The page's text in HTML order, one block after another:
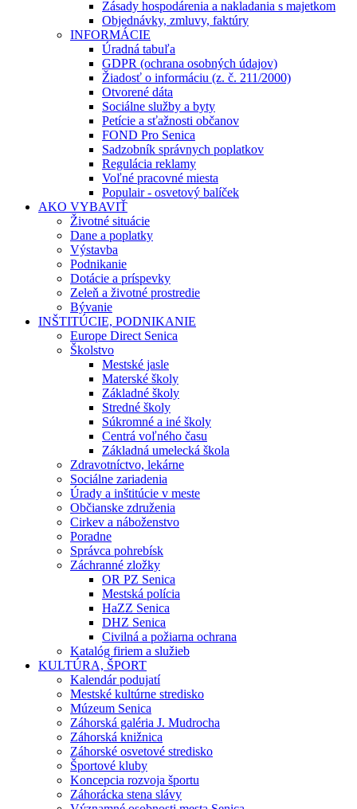
Zásady hospodárenia a nakladania s majetkom
Objednávky, zmluvy, faktúry
INFORMÁCIE
Úradná tabuľa
GDPR (ochrana osobných údajov)
Žiadosť o informáciu (z. č. 211/2000)
Otvorené dáta
Sociálne služby a byty
Petície a sťažnosti občanov
FOND Pro Senica
Sadzobník správnych poplatkov
Regulácia reklamy
Voľné pracovné miesta
Populair - osvetový balíček
AKO VYBAVIŤ
Životné situácie
Dane a poplatky
Výstavba
Podnikanie
Dotácie a príspevky
Zeleň a životné prostredie
Bývanie
INŠTITÚCIE, PODNIKANIE
Europe Direct Senica
Školstvo
Mestské jasle
Materské školy
Základné školy
Stredné školy
Súkromné a iné školy
Centrá voľného času
Základná umelecká škola
Zdravotníctvo, lekárne
Sociálne zariadenia
Úrady a inštitúcie v meste
Občianske združenia
Cirkev a náboženstvo
Poradne
Správca pohrebísk
Záchranné zložky
OR PZ Senica
Mestská polícia
HaZZ Senica
DHZ Senica
Civilná a požiarna ochrana
Katalóg firiem a služieb
KULTÚRA, ŠPORT
Kalendár podujatí
Mestské kultúrne stredisko
Múzeum Senica
Záhorská galéria J. Mudrocha
Záhorská knižnica
Záhorské osvetové stredisko
Športové kluby
Koncepcia rozvoja športu
Záhorácka stena slávy